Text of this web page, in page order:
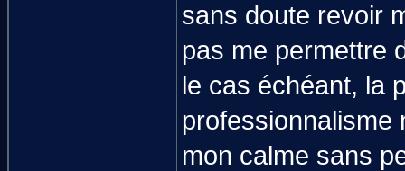
sans doute revoir
pas me permettre
le cas échéant, la
professionnalisme
mon calme sans